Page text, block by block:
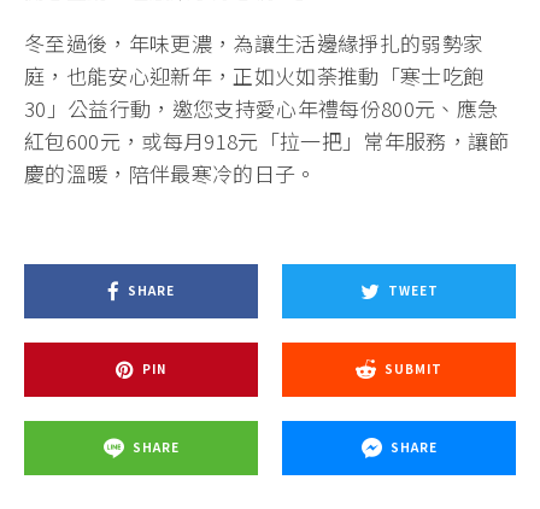
冬至過後，年味更濃，為讓生活邊緣掙扎的弱勢家
庭，也能安心迎新年，正如火如荼推動「寒士吃飽
30」公益行動，邀您支持愛心年禮每份800元、應急
紅包600元，或每月918元「拉一把」常年服務，讓節
慶的溫暖，陪伴最寒冷的日子。
SHARE TWEET
PIN SUBMIT
SHARE SHARE